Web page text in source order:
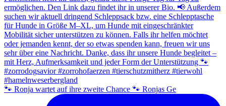
🐾 Ronja wartet auf ihre zweite Chance 🐾 Ronjas Ge